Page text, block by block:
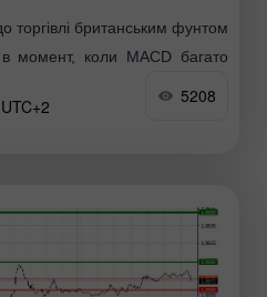
торгівлі британським фунтом
момент, коли MACD багато
нульової позначки, що стало
точки входу
5208